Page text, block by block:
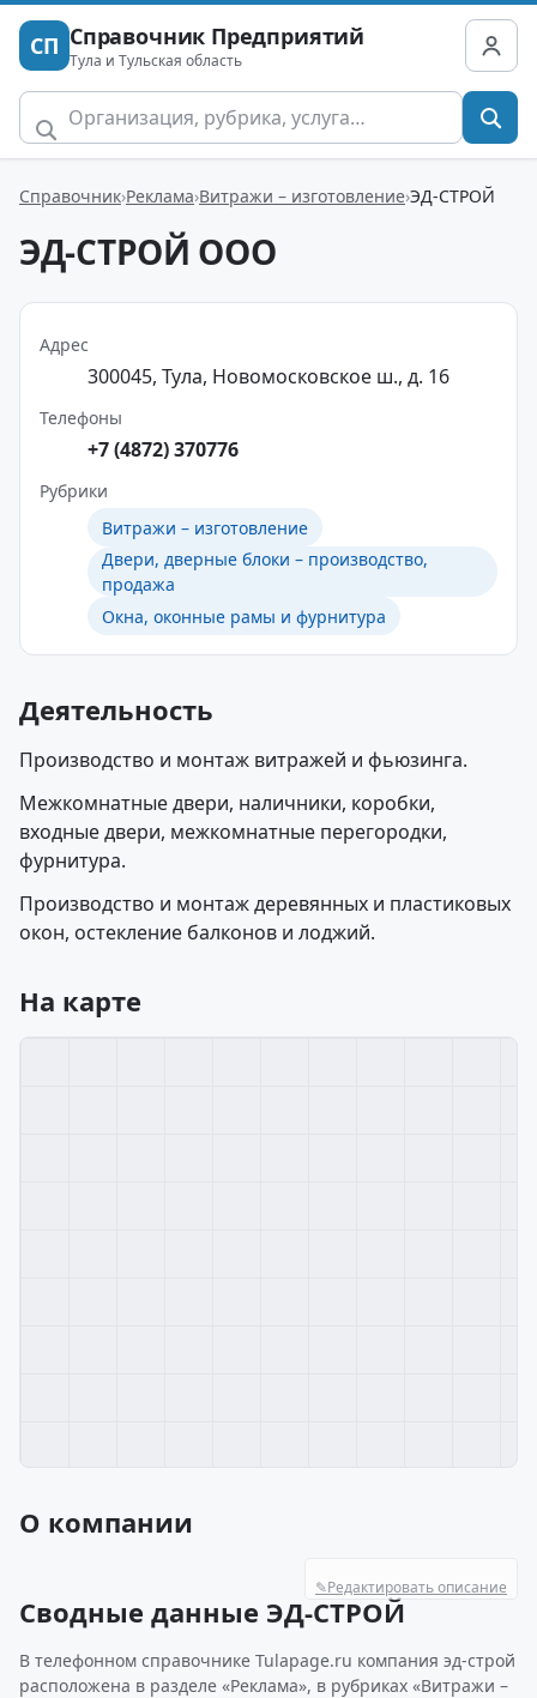
СП Справочник Предприятий
Тула и Тульская область
Справочник Реклама Витражи – изготовление ЭД-СТРОЙ
ЭД-СТРОЙ ООО
Адрес
300045, Тула, Новомосковское ш., д. 16
Телефоны
+7 (4872) 370776
Рубрики
Витражи – изготовление
Двери, дверные блоки – производство,
продажа
Окна, оконные рамы и фурнитура
Деятельность
Производство и монтаж витражей и фьюзинга.
Межкомнатные двери, наличники, коробки,
входные двери, межкомнатные перегородки,
фурнитура.
Производство и монтаж деревянных и пластиковых
окон, остекление балконов и лоджий.
На карте
О компании
✎Редактировать описание
Сводные данные ЭД-СТРОЙ
В телефонном справочнике Tulapage.ru компания эд-строй
расположена в разделе «Реклама», в рубриках «Витражи –